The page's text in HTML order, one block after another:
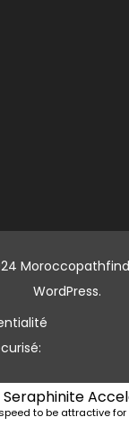
WordPress.
to be attractive